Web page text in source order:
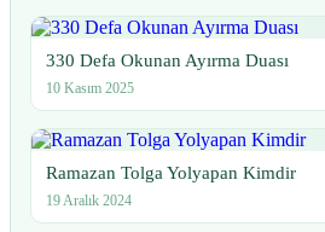
330 Defa Okunan Ayırma Duası
10 Kasım 2025
Ramazan Tolga Yolyapan Kimdir
19 Aralık 2024